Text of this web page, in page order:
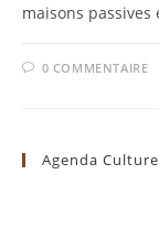
maisons passives
0 COMMENTAIRE
Agenda